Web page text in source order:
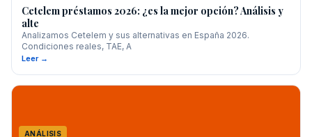
Cetelem préstamos 2026: ¿es la mejor opción? Análisis y
alte
Analizamos Cetelem y sus alternativas en España 2026.
Condiciones reales, TAE, A
Leer →
ANÁLISIS